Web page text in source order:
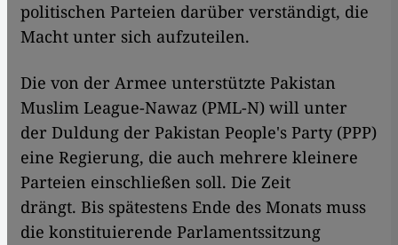
politischen Parteien darüber verständigt, die
Macht unter sich aufzuteilen.
Die von der Armee unterstützte Pakistan
Muslim League-Nawaz (PML-N) will unter
der Duldung der Pakistan People's Party (PPP)
eine Regierung, die auch mehrere kleinere
Parteien einschließen soll. Die Zeit
drängt. Bis spätestens Ende des Monats muss
die konstituierende Parlamentssitzung